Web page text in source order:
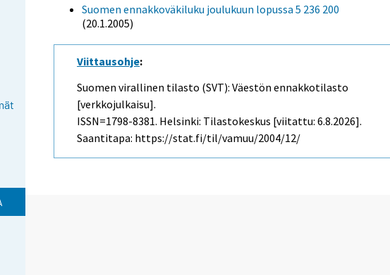
Suomen ennakkoväkiluku joulukuun lopussa 5 236 200
(20.1.2005)
Viittausohje:
Suomen virallinen tilasto (SVT): Väestön ennakkotilasto
[verkkojulkaisu].
ISSN=1798-8381. Helsinki: Tilastokeskus [viitattu: 6.8.2026].
Saantitapa: https://stat.fi/til/vamuu/2004/12/